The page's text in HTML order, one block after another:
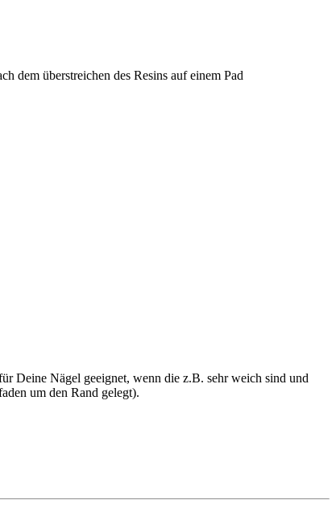
dem überstreichen des Resins auf einem Pad
Deine Nägel geeignet, wenn die z.B. sehr weich sind und
um den Rand gelegt).